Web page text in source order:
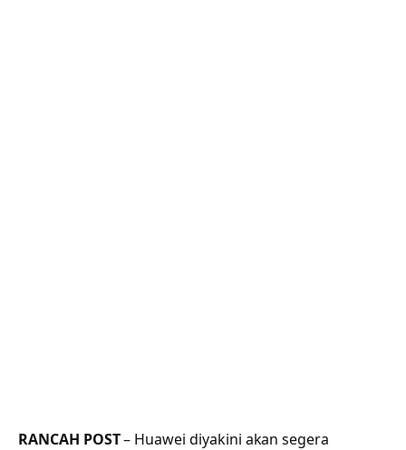
RANCAH POST– Huawei diyakini akan segera